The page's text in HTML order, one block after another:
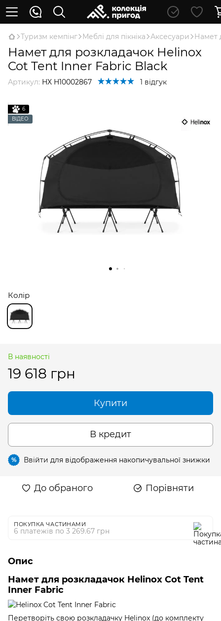
Туризм кемпінг Меблі для пікніка Аксесуари Намет
Намет для розкладачок Helinox
Cot Tent Inner Fabric Black
Артикул: HX H10002867 1 відгук
6
ВІДЕО
Колір
В наявності
19 618 грн
Купити
В кредит
% Ввійти для відображення накопичувальної знижки
До обраного Порівняти
ПОКУПКА ЧАСТИНАМИ
6 платежів по 3 269.67 грн
Опис
Намет для розкладачок Helinox Cot Tent
Inner Fabric
Перетворіть свою розкладачку Helinox (до комплекту